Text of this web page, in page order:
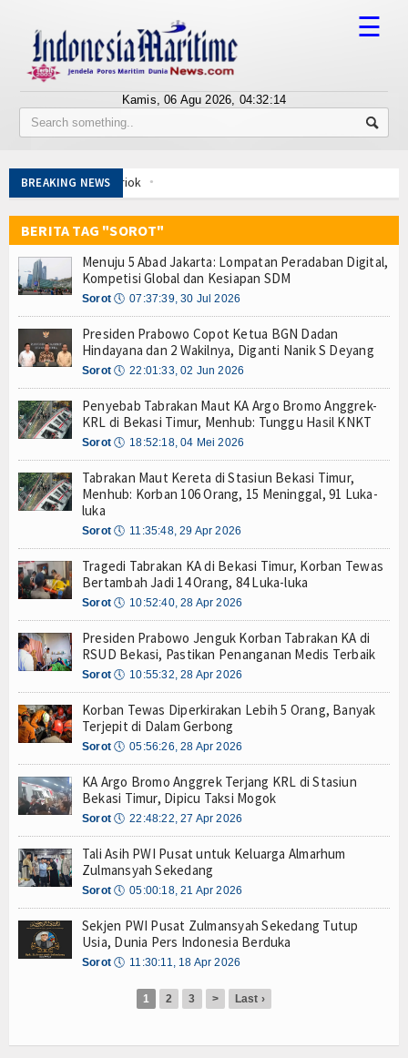
Tentang Kami
Berita
Bisnis
BUMN
Edukasi
Ekspose
Hankam
Hukum
Internasional
Kesehatan
Khazanah
Logistik
Nasional
News
Olahraga
Perhubungan
Opini
☰
Kamis, 06 Agu 2026, 04:32:15
BREAKING NEWS
Tingkatkan Perlindungan Pekerja, Menaker:
Tarif Tuna Cakalang 0% ke Jepang, KKP Jaga
Aksi Kolaborasi Lindungi Mangrove dan
PWI Pusat-AFPI Gelar Workshop Jurnalistik
Indonesia-Tailan Perkuat Kemitraan Strategis,
Lomba Agustusan Keluarga Besar Kolinlamil,
Lancarkan Logistik dan Transparansi, IPC TPK
Kapal Terbakar di Belawan, Patkamla Rubiah
Tingkatkan Perlindungan Pekerja, Menaker:
Dorong Transparansi dan Kelancaran Logistik,
Tarif Tuna Cakalang 0% ke Jepang, KKP Jaga
Aksi Kolaborasi Lindungi Mangrove dan
PWI Pusat-AFPI Gelar Workshop Jurnalistik
Indonesia-Tailan Perkuat Kemitraan Strategis,
Lancarkan Logistik dan Transparansi, IPC TPK
Kapal Terbakar di Belawan, Patkamla Rubiah
Tingkatkan Perlindungan Pekerja, Menaker:
Dorong Transparansi dan Kelancaran Logistik,
Tarif Tuna Cakalang 0% ke Jepang, KKP Jaga
Aksi Kolaborasi Lindungi Mangrove dan
PWI Pusat-AFPI Gelar Workshop Jurnalistik
Indonesia-Tailan Perkuat Kemitraan Strategis,
Lomba Agustusan Keluarga Besar Kolinlamil,
Lancarkan Logistik dan Transparansi, IPC TPK
Kapal Terbakar di Belawan, Patkamla Rubiah
BERITA TAG "SOROT"
Menuju 5 Abad Jakarta: Lompatan Peradaban Digital,
Kompetisi Global dan Kesiapan SDM
Sorot 🕔 07:37:39, 30 Jul 2026
Presiden Prabowo Copot Ketua BGN Dadan
Hindayana dan 2 Wakilnya, Diganti Nanik S Deyang
Sorot 🕔 22:01:33, 02 Jun 2026
Penyebab Tabrakan Maut KA Argo Bromo Anggrek-
KRL di Bekasi Timur, Menhub: Tunggu Hasil KNKT
Sorot 🕔 18:52:18, 04 Mei 2026
Tabrakan Maut Kereta di Stasiun Bekasi Timur,
Menhub: Korban 106 Orang, 15 Meninggal, 91 Luka-
luka
Sorot 🕔 11:35:48, 29 Apr 2026
Tragedi Tabrakan KA di Bekasi Timur, Korban Tewas
Bertambah Jadi 14 Orang, 84 Luka-luka
Sorot 🕔 10:52:40, 28 Apr 2026
Presiden Prabowo Jenguk Korban Tabrakan KA di
RSUD Bekasi, Pastikan Penanganan Medis Terbaik
Sorot 🕔 10:55:32, 28 Apr 2026
Korban Tewas Diperkirakan Lebih 5 Orang, Banyak
Terjepit di Dalam Gerbong
Sorot 🕔 05:56:26, 28 Apr 2026
KA Argo Bromo Anggrek Terjang KRL di Stasiun
Bekasi Timur, Dipicu Taksi Mogok
Sorot 🕔 22:48:22, 27 Apr 2026
Tali Asih PWI Pusat untuk Keluarga Almarhum
Zulmansyah Sekedang
Sorot 🕔 05:00:18, 21 Apr 2026
Sekjen PWI Pusat Zulmansyah Sekedang Tutup
Usia, Dunia Pers Indonesia Berduka
Sorot 🕔 11:30:11, 18 Apr 2026
1 2 3 > Last ›